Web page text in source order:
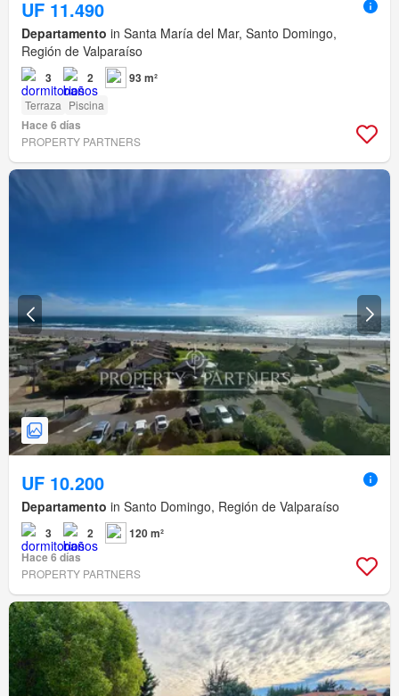
UF 11.490
Departamento in Santa María del Mar, Santo Domingo,
Región de Valparaíso
3 2 93 m²
Terraza Piscina
Hace 6 días
PROPERTY PARTNERS
UF 10.200
Departamento in Santo Domingo, Región de Valparaíso
3 2
120 m²
Hace 6 días
PROPERTY PARTNERS